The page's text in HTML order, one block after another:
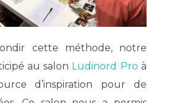
cette méthode, notre
au salon Ludinord Pro à
d’inspiration pour de